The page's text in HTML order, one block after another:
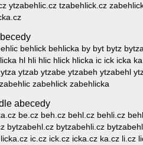
ytzabehlic.cz tzabehlick.cz
behlick behlicka by byt bytz
hl hli hlic hlick hlicka ic ick icka
ytzab ytzabe ytzabeh ytzabehl
zabehlick zabehlicka
abecedy
be.cz beh.cz behl.cz behli.cz
bytzabehl.cz bytzabehli.cz
ic.cz ick.cz icka.cz ka.cz li.cz